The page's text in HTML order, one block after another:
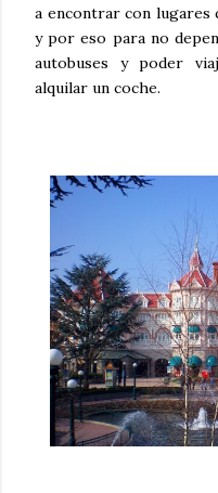
a encontrar con lugares
y por eso para no
autobuses y poder
alquilar un coche.